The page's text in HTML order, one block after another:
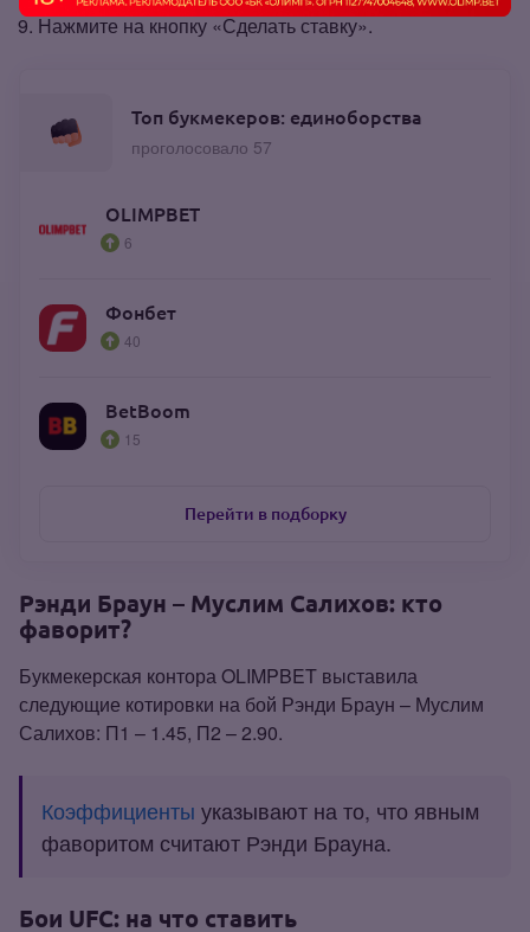
Нажмите на кнопку «Сделать ставку».
Топ букмекеров: единоборства
проголосовало 57
OLIMPBET
6
Фонбет
40
BetBoom
15
Перейти в подборку
Рэнди Браун – Муслим Салихов: кто
фаворит?
Букмекерская контора OLIMPBET выставила
следующие котировки на бой Рэнди Браун – Муслим
Салихов: П1 – 1.45, П2 – 2.90.
Коэффициенты указывают на то, что явным
фаворитом считают Рэнди Брауна.
Бои UFC: на что ставить